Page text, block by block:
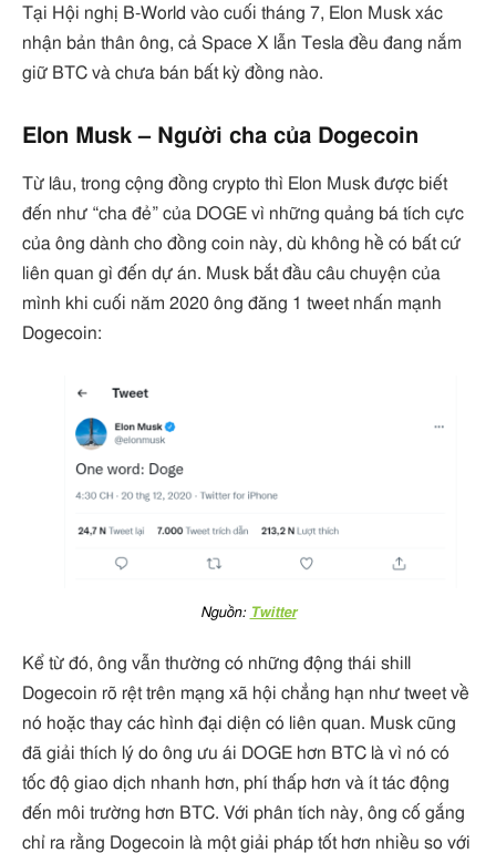
Tại Hội nghị B-World vào cuối tháng 7, Elon Musk xác
nhận bản thân ông, cả Space X lẫn Tesla đều đang nắm
giữ BTC và chưa bán bất kỳ đồng nào.
Elon Musk – Người cha của Dogecoin
Từ lâu, trong cộng đồng crypto thì Elon Musk được biết
đến như “cha đẻ” của DOGE vì những quảng bá tích cực
của ông dành cho đồng coin này, dù không hề có bất cứ
liên quan gì đến dự án. Musk bắt đầu câu chuyện của
mình khi cuối năm 2020 ông đăng 1 tweet nhấn mạnh
Dogecoin:
Nguồn: Twitter
Kể từ đó, ông vẫn thường có những động thái shill
Dogecoin rõ rệt trên mạng xã hội chẳng hạn như tweet về
nó hoặc thay các hình đại diện có liên quan. Musk cũng
đã giải thích lý do ông ưu ái DOGE hơn BTC là vì nó có
tốc độ giao dịch nhanh hơn, phí thấp hơn và ít tác động
đến môi trường hơn BTC. Với phân tích này, ông cố gắng
chỉ ra rằng Dogecoin là một giải pháp tốt hơn nhiều so với